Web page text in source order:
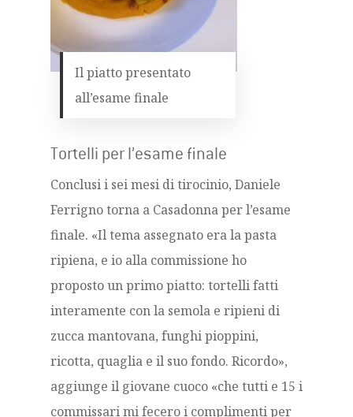
Il piatto presentato
all’esame finale
Tortelli per l’esame finale
Conclusi i sei mesi di tirocinio, Daniele
Ferrigno torna a Casadonna per l’esame
finale. «Il tema assegnato era la pasta
ripiena, e io alla commissione ho
proposto un primo piatto: tortelli fatti
interamente con la semola e ripieni di
zucca mantovana, funghi pioppini,
ricotta, quaglia e il suo fondo. Ricordo»,
aggiunge il giovane cuoco «che tutti e 15 i
commissari mi fecero i complimenti per